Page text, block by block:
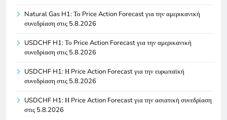
Natural Gas H1: Το Price Action Forecast για την αμερικανική
συνεδρίαση στις 5.8.2026
USDCHF H1: Το Price Action Forecast για την αμερικανική
συνεδρίαση στις 5.8.2026
USDCHF H1: Η Price Action Forecast για την ευρωπαϊκή
συνεδρίαση στις 5.8.2026
USDCHF H1: Η Price Action Forecast για την ασιατική συνεδρίαση
στις 5.8.2026